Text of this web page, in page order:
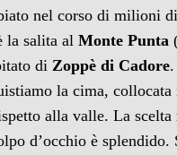
nel corso di milioni
la salita al Monte Punta
di Zoppè di Cadore.
la cima, collocata
alla valle. La scelta
d’occhio è splendido.